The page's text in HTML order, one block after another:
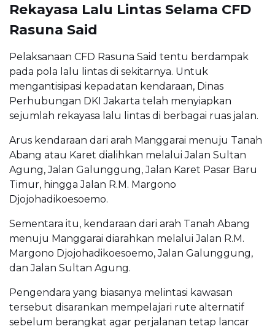
Rekayasa Lalu Lintas Selama CFD
Rasuna Said
Pelaksanaan CFD Rasuna Said tentu berdampak
pada pola lalu lintas di sekitarnya. Untuk
mengantisipasi kepadatan kendaraan, Dinas
Perhubungan DKI Jakarta telah menyiapkan
sejumlah rekayasa lalu lintas di berbagai ruas jalan.
Arus kendaraan dari arah Manggarai menuju Tanah
Abang atau Karet dialihkan melalui Jalan Sultan
Agung, Jalan Galunggung, Jalan Karet Pasar Baru
Timur, hingga Jalan R.M. Margono
Djojohadikoesoemo.
Sementara itu, kendaraan dari arah Tanah Abang
menuju Manggarai diarahkan melalui Jalan R.M.
Margono Djojohadikoesoemo, Jalan Galunggung,
dan Jalan Sultan Agung.
Pengendara yang biasanya melintasi kawasan
tersebut disarankan mempelajari rute alternatif
sebelum berangkat agar perjalanan tetap lancar